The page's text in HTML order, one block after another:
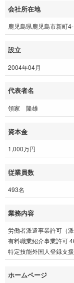
会社所在地
鹿児島県鹿児島市新町
設立
2004年04月
代表者名
領家 隆雄
資本金
1,000万円
従業員数
493名
業務内容
労働者派遣事業許可（
有料職業紹介事業許可
特定技能外国人登録支
ホームページ